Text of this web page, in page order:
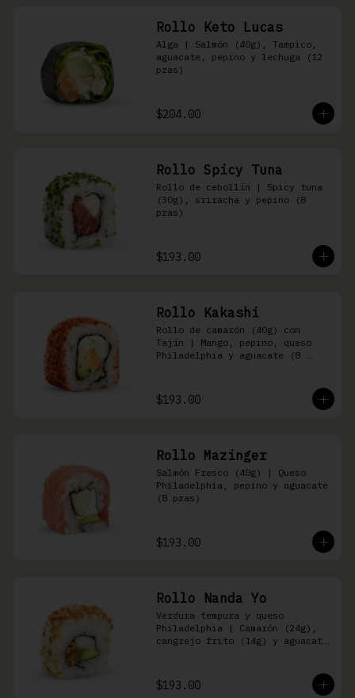
Rollo Keto Lucas
Alga | Salmón (40g), Tampico,
aguacate, pepino y lechuga (12
pzas)
$204.00
Rollo Spicy Tuna
Rollo de cebollín | Spicy tuna
(30g), sriracha y pepino (8
pzas)
$193.00
Rollo Kakashi
Rollo de camarón (40g) con
Tajín | Mango, pepino, queso
Philadelphia y aguacate (8
$193.00
Rollo Mazinger
Salmón Fresco (40g) | Queso
Philadelphia, pepino y aguacate
(8 pzas)
$193.00
Rollo Nanda Yo
Verdura tempura y queso
Philadelphia | Camarón (24g),
cangrejo frito (14g) y aguacate
$193.00